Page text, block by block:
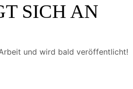
SICH AN
und wird bald veröffentlicht!